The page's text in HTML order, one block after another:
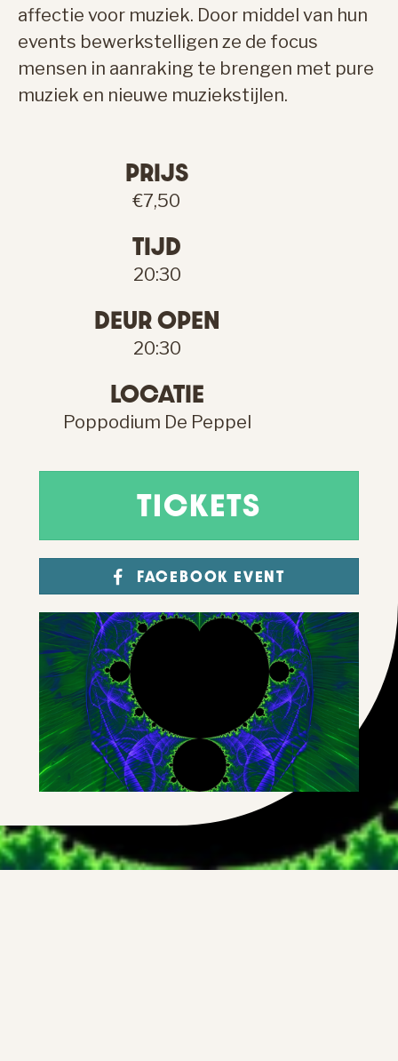
affectie voor muziek. Door middel van hun
events bewerkstelligen ze de focus
mensen in aanraking te brengen met pure
muziek en nieuwe muziekstijlen.
PRIJS
€7,50
TIJD
20:30
DEUR OPEN
20:30
LOCATIE
Poppodium De Peppel
TICKETS
FACEBOOK EVENT